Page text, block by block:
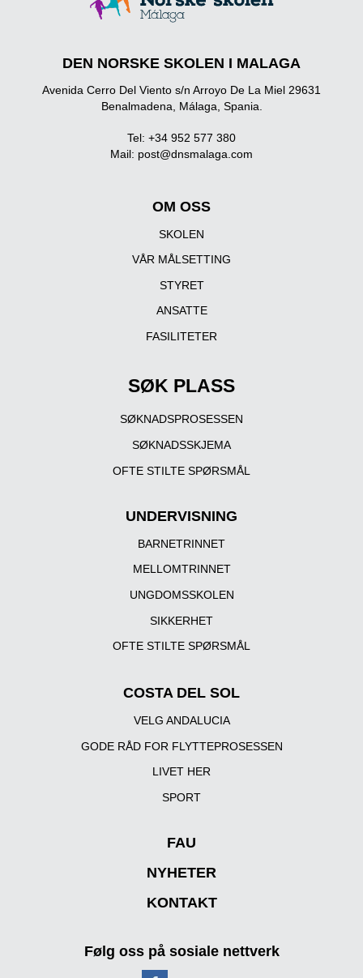
DEN NORSKE SKOLEN I MALAGA
Avenida Cerro Del Viento s/n Arroyo De La Miel 29631
Benalmadena, Málaga, Spania.
Tel: +34 952 577 380
Mail: post@dnsmalaga.com
OM OSS
SKOLEN
VÅR MÅLSETTING
STYRET
ANSATTE
FASILITETER
SØK PLASS
SØKNADSPROSESSEN
SØKNADSSKJEMA
OFTE STILTE SPØRSMÅL
UNDERVISNING
BARNETRINNET
MELLOMTRINNET
UNGDOMSSKOLEN
SIKKERHET
OFTE STILTE SPØRSMÅL
COSTA DEL SOL
VELG ANDALUCIA
GODE RÅD FOR FLYTTEPROSESSEN
LIVET HER
SPORT
FAU
NYHETER
KONTAKT
Følg oss på sosiale nettverk